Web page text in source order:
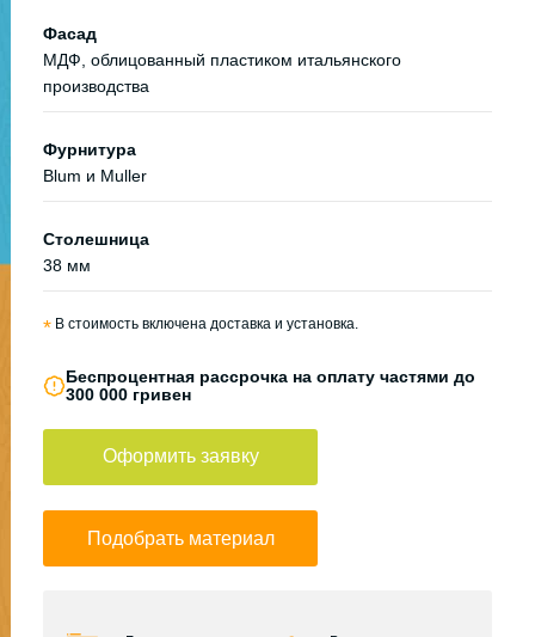
Фасад
МДФ, облицованный пластиком итальянского
производства
Фурнитура
Blum и Muller
Столешница
38 мм
* В стоимость включена доставка и установка.
Беспроцентная рассрочка на оплату частями до
300 000 гривен
Оформить заявку
Подобрать материал